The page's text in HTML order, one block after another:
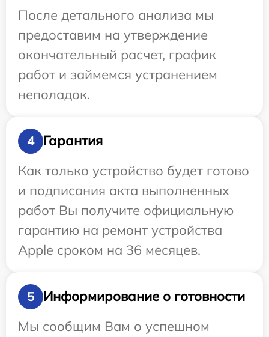
После детального анализа мы
предоставим на утверждение
окончательный расчет, график
работ и займемся устранением
неполадок.
4
Гарантия
Как только устройство будет готово
и подписания акта выполненных
работ Вы получите официальную
гарантию на ремонт устройства
Apple сроком на 36 месяцев.
5
Информирование о готовности
Мы сообщим Вам о успешном